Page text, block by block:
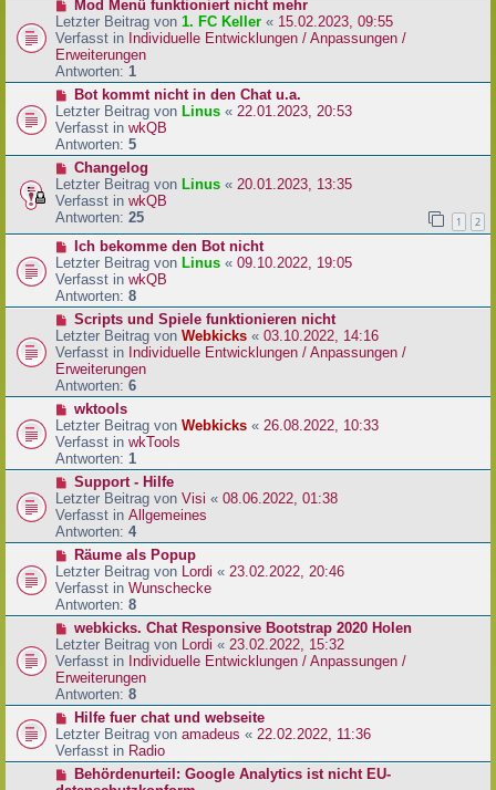
a
g
B
e
i
t
r
a
g
N
e
u
e
r
B
e
i
t
r
a
g
Mod Menü funktioniert nicht mehr
Letzter Beitrag von 1. FC Keller « 15.02.2023, 09:55
Verfasst in Individuelle Entwicklungen / Anpassungen /
Erweiterungen
Antworten: 1
N
e
u
e
r
B
e
i
t
a
g
Bot kommt nicht in den Chat u.a.
Letzter Beitrag von Linus « 22.01.2023, 20:53
Verfasst in wkQB
Antworten: 5
N
e
u
e
r
B
e
i
t
a
g
Changelog
Letzter Beitrag von Linus « 20.01.2023, 13:35
Verfasst in wkQB
Antworten: 25 1 2
N
e
u
e
r
B
e
i
t
r
a
g
Ich bekomme den Bot nicht
Letzter Beitrag von Linus « 09.10.2022, 19:05
Verfasst in wkQB
Antworten: 8
N
e
u
e
r
B
e
i
t
r
a
g
Scripts und Spiele funktionieren nicht
Letzter Beitrag von Webkicks « 03.10.2022, 14:16
Verfasst in Individuelle Entwicklungen / Anpassungen /
Erweiterungen
Antworten: 6
N
e
u
e
r
B
e
i
t
a
g
wktools
Letzter Beitrag von Webkicks « 26.08.2022, 10:33
Verfasst in wkTools
Antworten: 1
N
e
u
e
r
B
e
i
t
a
g
Support - Hilfe
Letzter Beitrag von Visi « 08.06.2022, 01:38
Verfasst in Allgemeines
Antworten: 4
N
e
u
e
r
B
e
i
t
r
a
g
Räume als Popup
Letzter Beitrag von Lordi « 23.02.2022, 20:46
Verfasst in Wunschecke
Antworten: 8
N
e
u
e
r
B
e
i
t
webkicks. Chat Responsive Bootstrap 2020 Holen
Letzter Beitrag von Lordi « 23.02.2022, 15:32
Verfasst in Individuelle Entwicklungen / Anpassungen /
Erweiterungen
Antworten: 8
N
e
u
e
Hilfe fuer chat und webseite
Letzter Beitrag von amadeus « 22.02.2022, 11:36
Verfasst in Radio
NBehördenurteil: Google Analytics ist nicht EU-